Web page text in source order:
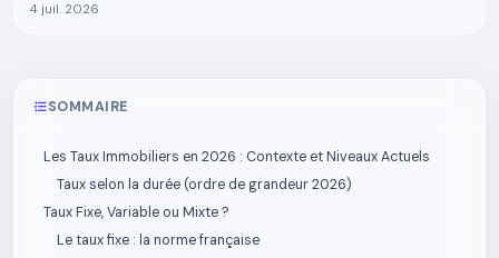
4 juil. 2026
SOMMAIRE
Les Taux Immobiliers en 2026 : Contexte et Niveaux Actuels
Taux selon la durée (ordre de grandeur 2026)
Taux Fixe, Variable ou Mixte ?
Le taux fixe : la norme française